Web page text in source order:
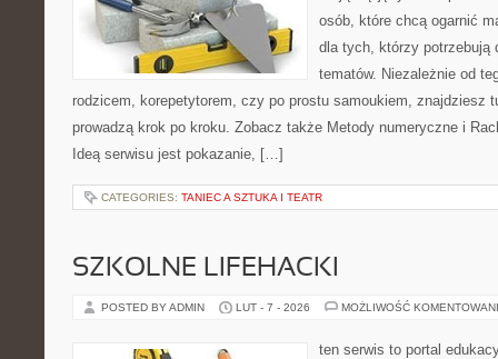
osób, które chcą ogarnić
dla tych, którzy potrzebują
tematów. Niezależnie od
rodzicem, korepetytorem, czy po prostu samoukiem, znajdziesz
prowadzą krok po kroku. Zobacz także Metody numeryczne i
Ideą serwisu jest pokazanie, […]
CATEGORIES: TANIEC A SZTUKA I TEATR
SZKOLNE LIFEHACKI
POSTED BY ADMIN LUT - 7 - 2026 MOŻLIWOŚĆ
ten serwis to portal